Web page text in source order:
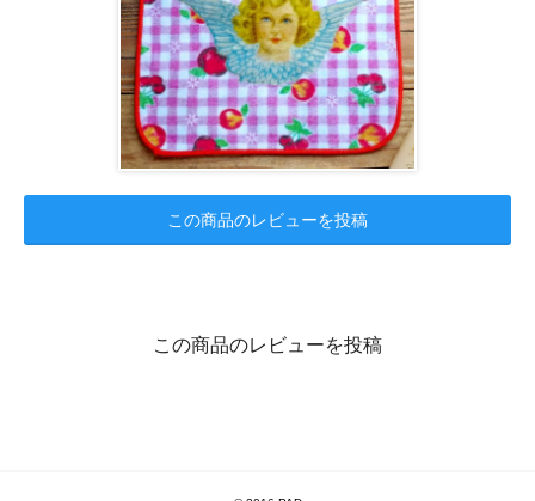
この商品のレビューを投稿
この商品のレビューを投稿